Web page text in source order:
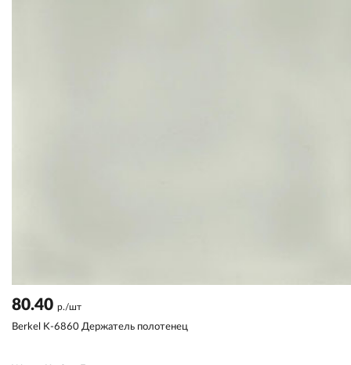
80.40 р./шт
Berkel K-6860 Держатель полотенец